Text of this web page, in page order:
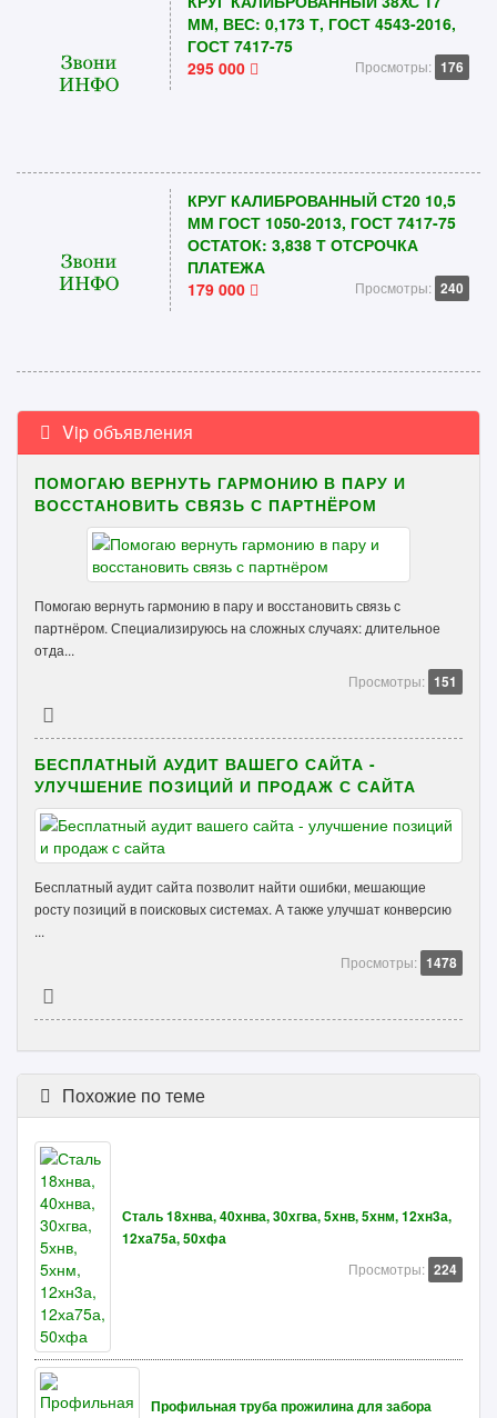
ММ, ВЕС: 0,173 Т, ГОСТ 4543-2016,
ГОСТ 7417-75
295 000
Просмотры: 176
КРУГ КАЛИБРОВАННЫЙ СТ20 10,5
ММ ГОСТ 1050-2013, ГОСТ 7417-75
ОСТАТОК: 3,838 Т ОТСРОЧКА
ПЛАТЕЖА
179 000
Просмотры: 240
Vip объявления
ПОМОГАЮ ВЕРНУТЬ ГАРМОНИЮ В ПАРУ И
ВОССТАНОВИТЬ СВЯЗЬ С ПАРТНЁРОМ
Помогаю вернуть гармонию в пару и восстановить связь с
партнёром. Специализируюсь на сложных случаях: длительное
отда...
Просмотры: 151
БЕСПЛАТНЫЙ АУДИТ ВАШЕГО САЙТА -
УЛУЧШЕНИЕ ПОЗИЦИЙ И ПРОДАЖ С САЙТА
Бесплатный аудит сайта позволит найти ошибки, мешающие
росту позиций в поисковых системах. А также улучшат конверсию
...
Просмотры: 1478
Похожие по теме
Сталь 18хнва, 40хнва, 30хгва, 5хнв, 5хнм, 12хн3а,
12ха75а, 50хфа
Просмотры: 224
Профильная труба прожилина для забора